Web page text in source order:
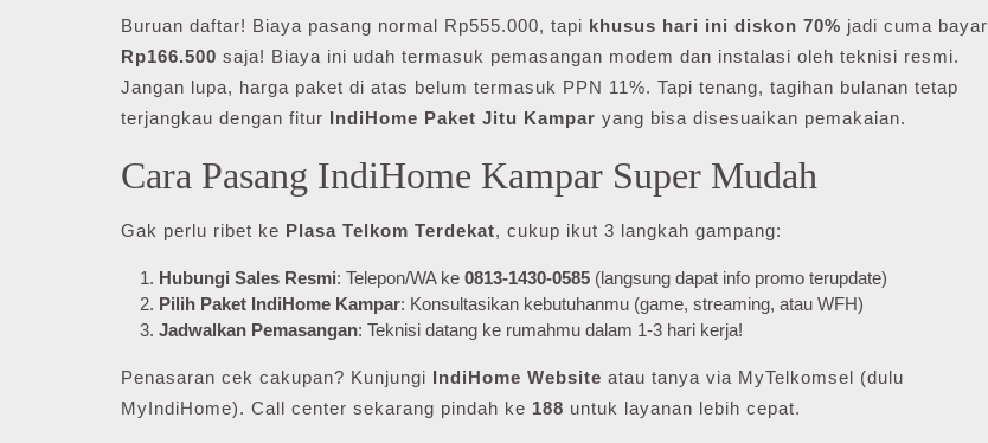
Buruan daftar! Biaya pasang normal Rp555.000, tapi khusus hari ini diskon 70% jadi cuma bayar
Rp166.500 saja! Biaya ini udah termasuk pemasangan modem dan instalasi oleh teknisi resmi.
Jangan lupa, harga paket di atas belum termasuk PPN 11%. Tapi tenang, tagihan bulanan tetap
terjangkau dengan fitur IndiHome Paket Jitu Kampar yang bisa disesuaikan pemakaian.
Cara Pasang IndiHome Kampar Super Mudah
Gak perlu ribet ke Plasa Telkom Terdekat, cukup ikut 3 langkah gampang:
Hubungi Sales Resmi: Telepon/WA ke 0813-1430-0585 (langsung dapat info promo terupdate)
Pilih Paket IndiHome Kampar: Konsultasikan kebutuhanmu (game, streaming, atau WFH)
Jadwalkan Pemasangan: Teknisi datang ke rumahmu dalam 1-3 hari kerja!
Penasaran cek cakupan? Kunjungi IndiHome Website atau tanya via MyTelkomsel (dulu
MyIndiHome). Call center sekarang pindah ke 188 untuk layanan lebih cepat.